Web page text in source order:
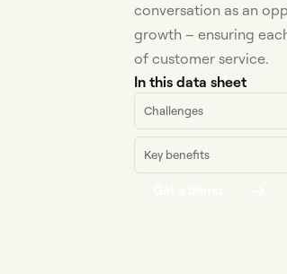
conversation as an
growth – ensuring
of customer service.
In this data sheet
Challenges
Key benefits